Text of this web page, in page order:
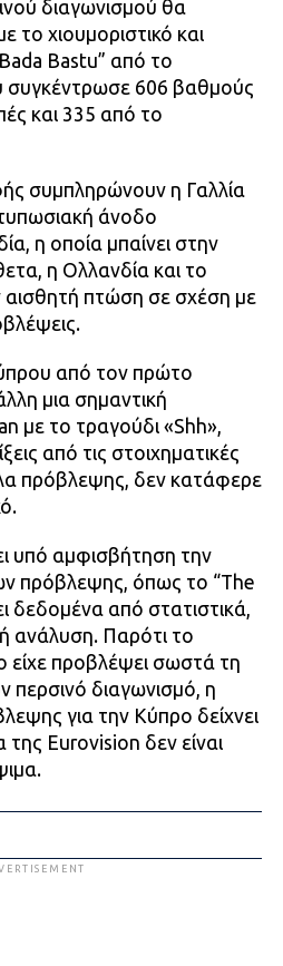
διαγωνισμού θα
το χιουμοριστικό και
Bastu” από το
συγκέντρωσε 606 βαθμούς
και 335 από το
συμπληρώνουν η Γαλλία
άνοδο
η οποία μπαίνει στην
η Ολλανδία και το
αισθητή πτώση σε σχέση με
από τον πρώτο
μια σημαντική
με το τραγούδι «Shh»,
από τις στοιχηματικές
πρόβλεψης, δεν κατάφερε
υπό αμφισβήτηση την
πρόβλεψης, όπως το “The
δεδομένα από στατιστικά,
ανάλυση. Παρότι το
είχε προβλέψει σωστά τη
περσινό διαγωνισμό, η
για την Κύπρο δείχνει
Eurovision δεν είναι